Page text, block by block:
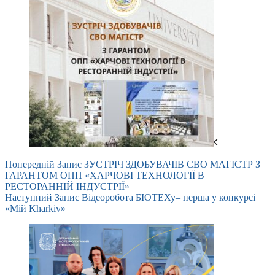
Попередній Запис ЗУСТРІЧ ЗДОБУВАЧІВ СВО МАГІСТР З
ГАРАНТОМ ОПП «ХАРЧОВІ ТЕХНОЛОГІЇ В
РЕСТОРАННІЙ ІНДУСТРІЇ»
Наступний Запис Відеоробота БІОТЕХу– перша у конкурсі
«Мій Kharkiv»